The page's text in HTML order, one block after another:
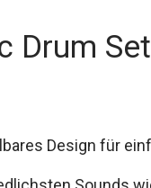
Drum
Design für